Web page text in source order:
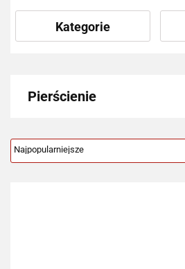
Kategorie
Pierścienie